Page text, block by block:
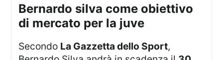
bernardo silva come obiettivo
di mercato per la juve
Secondo La Gazzetta dello Sport,